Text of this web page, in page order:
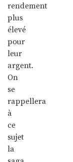
rendement
plus
élevé
pour
leur
argent.
On
se
rappellera
à
ce
sujet
la